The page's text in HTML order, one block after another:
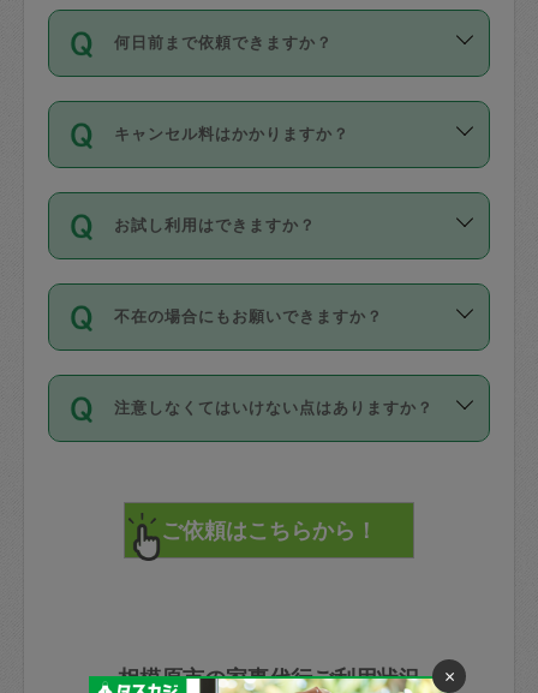
時間も被らない場合、損害保険の対象外
社員など様々なバックグラウンドの方が
登録しています。
日本語も話せる方など様々です。
ールに記載していますので、各自の得意
を依頼してください。
確認しています。タスカジさんトレーニ
ング動画を使ったセルフトレーニングの
現場トライアルを受け、合格したタスカ
ジさんが活動されています。
※テストセンターの講評は１件目のレビュ
参考
【詳細】タスカジさんの登録に際
依頼者とタスカジさんとの間でタスカジ
を通して成立した作業時間内での作業に
適用されます。作業範囲は、掃除、洗
です。作業中に物を壊したり、人にけが
をさせたりした場合が対象で、補償金額
す。
写真を撮り、
詳細FAQ：
損害賠償保険について教えて
何日前まで依頼できますか？
ご依頼は、現在を起点に3日後（72時間
以降）の日時から受付可能となっていま
す。
タスカジさんへ「募集」をかけることが
可能です。
キャンセル料はかかりますか？
キャンセル料には、以下の2種類がありま
す。
1. 直前キャンセル（定期、スポット契約
共通）
72時間を超える※と、以下のキャンセル
料が発生します。
直前キャンセル料：
72時間前〜24時間前＝依頼料金の50%
依頼者不在による当日キャンセル＝依頼
お試し利用はできますか？
「お試し利用」というメニューはありま
せんが、「一回のみ」依頼を活用するこ
とによって、気に入ったタスカジさんを
まず、条件の合う気になるタスカジさ
みてください。
その後、一番気に入ったタスカジさんに
不在の場合にもお願いできますか？
不在の場合の作業はタスカジさんの同意
が必要です。数回の依頼ののち、タスカ
ジさんと依頼者の間で十分な信頼関係が
てください。
不在時に部屋に入るためにタスカジさん
きた場合は損害保険の対象外となるので
注意しなくてはいけない点はありますか？
で、必ず鍵のかかるロッカーや金庫に入
れて依頼者の責任の元管理するよう心掛
けてください。
玉、など
相模原市の家事代行ご利用状況 ×